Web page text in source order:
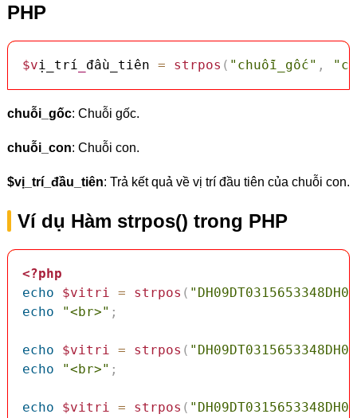
PHP
$vị_trí đầu_tiên = strpos ( "chuỗi_gốc" ,
chuỗi_gốc: Chuỗi gốc.
chuỗi_con: Chuỗi con.
$vị_trí_đầu_tiên: Trả kết quả về vị trí đầu tiên của chuỗi con.
Ví dụ Hàm strpos() trong PHP
<?php
echo
$vitri = strpos (
echo
"<br>" ;
echo $vitri = strpos (
echo
"<br>" ;
echo $vitri = strpos (